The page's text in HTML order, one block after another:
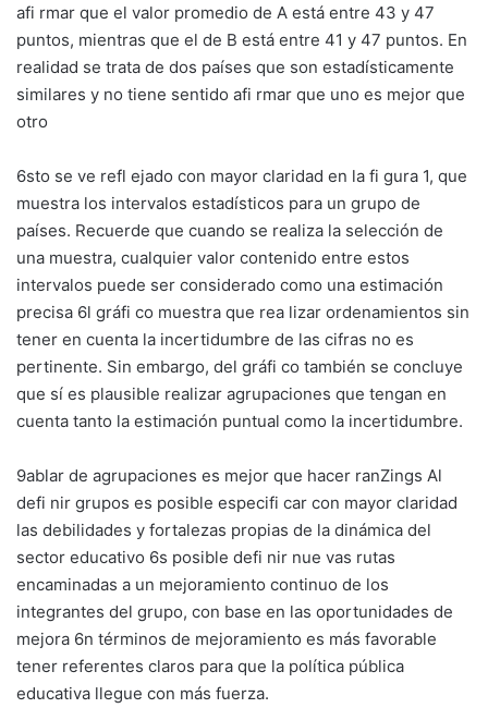
afi rmar que el valor promedio de A está entre 43 y 47
puntos, mientras que el de B está entre 41 y 47 puntos. En
realidad se trata de dos países que son estadísticamente
similares y no tiene sentido afi rmar que uno es mejor que
otro
6sto se ve refl ejado con mayor claridad en la fi gura 1, que
muestra los intervalos estadísticos para un grupo de
países. Recuerde que cuando se realiza la selección de
una muestra, cualquier valor contenido entre estos
intervalos puede ser considerado como una estimación
precisa 6l gráfi co muestra que rea lizar ordenamientos sin
tener en cuenta la incertidumbre de las cifras no es
pertinente. Sin embargo, del gráfi co también se concluye
que sí es plausible realizar agrupaciones que tengan en
cuenta tanto la estimación puntual como la incertidumbre.
9ablar de agrupaciones es mejor que hacer ranZings Al
defi nir grupos es posible especifi car con mayor claridad
las debilidades y fortalezas propias de la dinámica del
sector educativo 6s posible defi nir nue vas rutas
encaminadas a un mejoramiento continuo de los
integrantes del grupo, con base en las oportunidades de
mejora 6n términos de mejoramiento es más favorable
tener referentes claros para que la política pública
educativa llegue con más fuerza.